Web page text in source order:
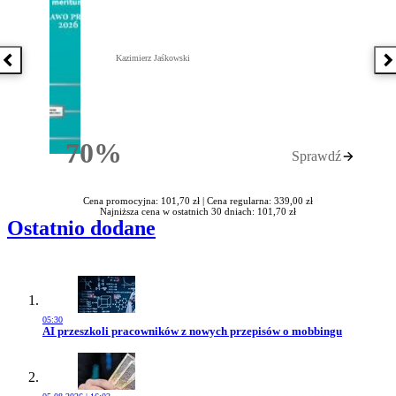
Poprzednia książka
70%Rabatu
Kazimierz Jaśkowski
Sprawdź
Cena promocyjna: 101,70 zł | Cena regularna: 339,00 zł
Najniższa cena w ostatnich 30 dniach: 101,70 zł
Ostatnio dodane
05:30
Przejdź do artykułu:
AI przeszkoli pracowników z nowych przepisów o mobbingu